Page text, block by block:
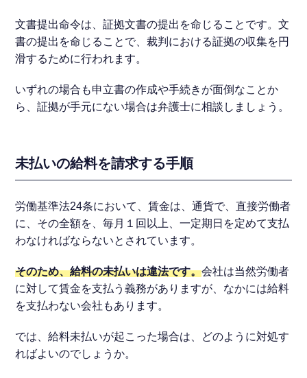
文書提出命令は、証拠文書の提出を命じることです。文
書の提出を命じることで、裁判における証拠の収集を円
滑するために行われます。
いずれの場合も申立書の作成や手続きが面倒なことか
ら、証拠が手元にない場合は弁護士に相談しましょう。
未払いの給料を請求する手順
労働基準法24条において、賃金は、通貨で、直接労働者
に、その全額を、毎月１回以上、一定期日を定めて支払
わなければならないとされています。
そのため、給料の未払いは違法です。会社は当然労働者
に対して賃金を支払う義務がありますが、なかには給料
を支払わない会社もあります。
では、給料未払いが起こった場合は、どのように対処す
ればよいのでしょうか。